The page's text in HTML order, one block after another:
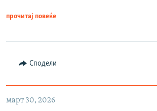
прочитај повеќе
Сподели
март 30, 2026